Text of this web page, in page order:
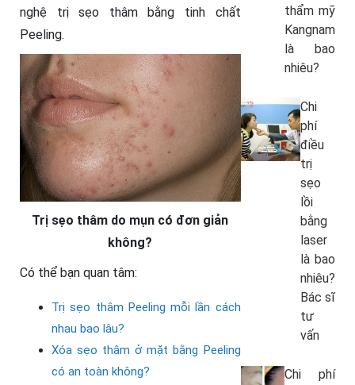
nghệ trị sẹo thâm bằng tinh chất
Peeling.
Trị sẹo thâm do mụn có đơn giản
không?
Có thể bạn quan tâm:
Trị sẹo thâm Peeling mỗi lần cách
nhau bao lâu?
Xóa sẹo thâm ở mặt bằng Peeling
có an toàn không?
thẩm mỹ
Kangnam
là bao
nhiêu?
Chi
phí
điều
trị
sẹo
lồi
bằng
laser
là bao
nhiêu?
Bác sĩ
tư
vấn
Chi phí